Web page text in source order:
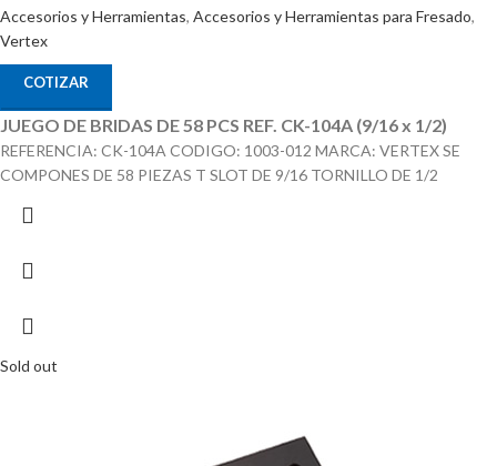
Accesorios y Herramientas, Accesorios y Herramientas para Fresado,
Vertex
COTIZAR
JUEGO DE BRIDAS DE 58 PCS REF. CK-104A (9/16 x 1/2)
REFERENCIA: CK-104A CODIGO: 1003-012 MARCA: VERTEX SE
COMPONES DE 58 PIEZAS T SLOT DE 9/16 TORNILLO DE 1/2
Sold out